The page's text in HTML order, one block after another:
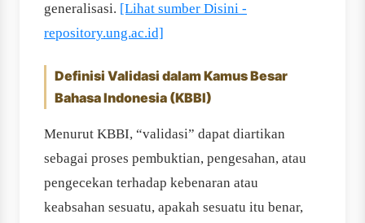
generalisasi. [Lihat sumber Disini -
repository.ung.ac.id]
Definisi Validasi dalam Kamus Besar
Bahasa Indonesia (KBBI)
Menurut KBBI, “validasi” dapat diartikan
sebagai proses pembuktian, pengesahan, atau
pengecekan terhadap kebenaran atau
keabsahan sesuatu, apakah sesuatu itu benar,